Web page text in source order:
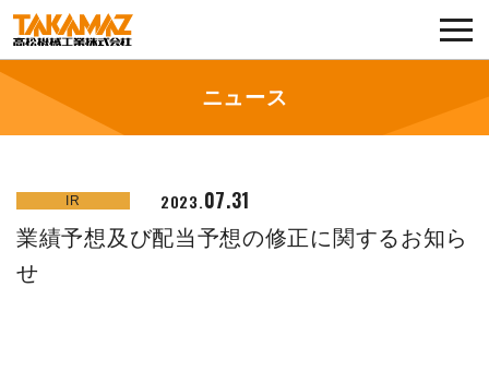
各種お問い合わせ・部品注文
採用に関してはこちらから
展示会・イベント
ニュース
ニュース
IR 2023.07.31
業績予想及び配当予想の修正に関するお知ら
せ